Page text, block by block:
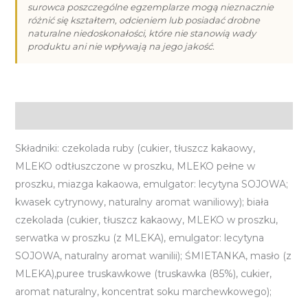
surowca poszczególne egzemplarze mogą nieznacznie
różnić się kształtem, odcieniem lub posiadać drobne
naturalne niedoskonałości, które nie stanowią wady
produktu ani nie wpływają na jego jakość.
Składniki: czekolada ruby (cukier, tłuszcz kakaowy,
MLEKO odtłuszczone w proszku, MLEKO pełne w
proszku, miazga kakaowa, emulgator: lecytyna SOJOWA;
kwasek cytrynowy, naturalny aromat waniliowy); biała
czekolada (cukier, tłuszcz kakaowy, MLEKO w proszku,
serwatka w proszku (z MLEKA), emulgator: lecytyna
SOJOWA, naturalny aromat wanilii); ŚMIETANKA, masło (z
MLEKA),puree truskawkowe (truskawka (85%), cukier,
aromat naturalny, koncentrat soku marchewkowego);